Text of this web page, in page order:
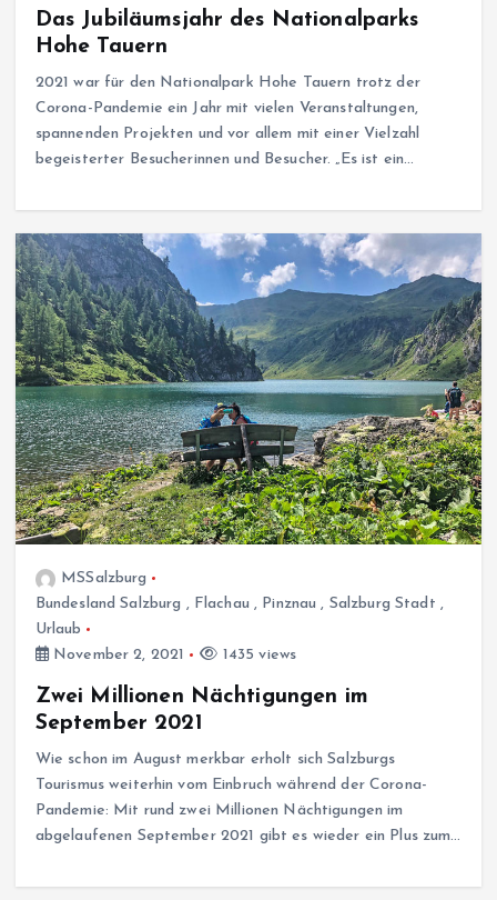
Das Jubiläumsjahr des Nationalparks
Hohe Tauern
2021 war für den Nationalpark Hohe Tauern trotz der
Corona-Pandemie ein Jahr mit vielen Veranstaltungen,
spannenden Projekten und vor allem mit einer Vielzahl
begeisterter Besucherinnen und Besucher. „Es ist ein…
MSSalzburg
Bundesland Salzburg , Flachau , Pinznau , Salzburg Stadt ,
Urlaub
November 2, 2021
1435 views
Zwei Millionen Nächtigungen im
September 2021
Wie schon im August merkbar erholt sich Salzburgs
Tourismus weiterhin vom Einbruch während der Corona-
Pandemie: Mit rund zwei Millionen Nächtigungen im
abgelaufenen September 2021 gibt es wieder ein Plus zum…